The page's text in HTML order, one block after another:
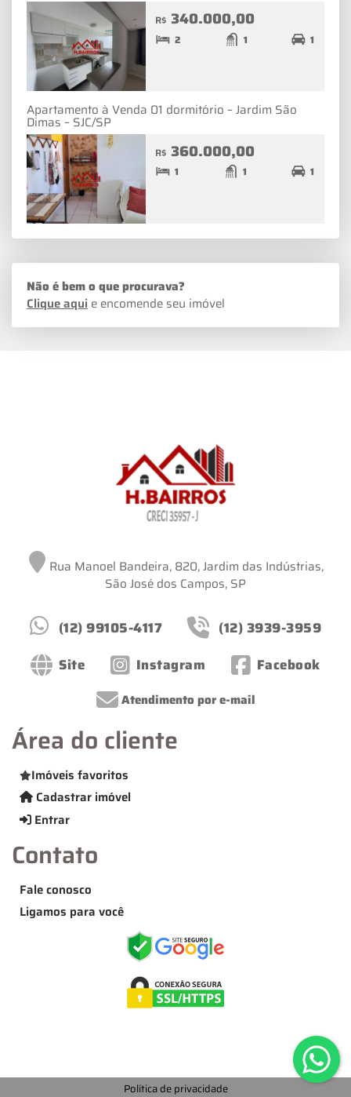
R$ 340.000,00
2 1 1
Apartamento à Venda 01 dormitório – Jardim São
Dimas – SJC/SP
R$ 360.000,00
1 1 1
Não é bem o que procurava?
Clique aqui e encomende seu imóvel
Rua Manoel Bandeira, 820, Jardim das Indústrias,
São José dos Campos, SP
(12) 99105-4117
(12) 3939-3959
Site
Instagram Facebook
Atendimento por e-mail
Área do cliente
Imóveis favoritos
Cadastrar imóvel
Entrar
Contato
Fale conosco
Ligamos para você
Política de privacidade